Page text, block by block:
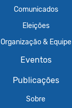
Comunicados
Eleições
Organização & Equipe
Eventos
Publicações
Sobre